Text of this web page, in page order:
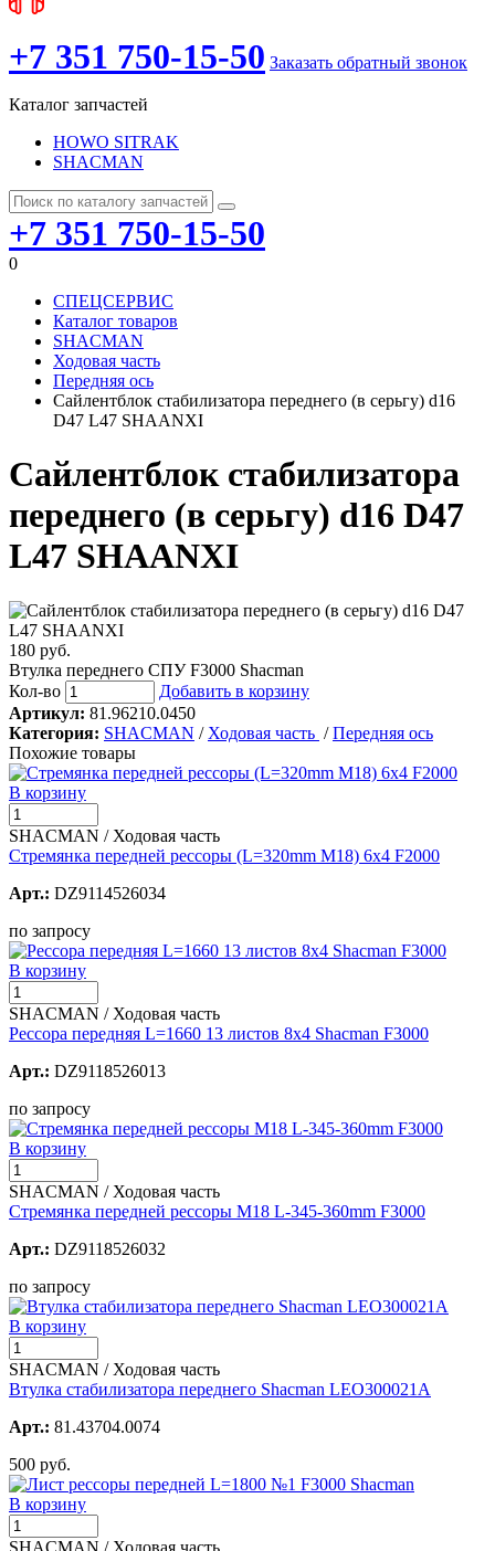
+7 351 750-15-50 Заказать обратный звонок
Каталог запчастей
HOWO SITRAK
SHACMAN
+7 351 750-15-50
0
СПЕЦСЕРВИС
Каталог товаров
SHACMAN
Ходовая часть
Передняя ось
Сайлентблок стабилизатора переднего (в серьгу) d16
D47 L47 SHAANXI
Сайлентблок стабилизатора
переднего (в серьгу) d16 D47
L47 SHAANXI
180 руб.
Втулка переднего СПУ F3000 Shacman
Кол-во
Добавить в корзину
Артикул: 81.96210.0450
Категория: SHACMAN / Ходовая часть /Передняя ось
Похожие товары
В корзину
SHACMAN / Ходовая часть
Стремянка передней рессоры (L=320mm М18) 6х4 F2000
Арт.: DZ9114526034
по запросу
В корзину
SHACMAN / Ходовая часть
Рессора передняя L=1660 13 листов 8х4 Shacman F3000
Арт.: DZ9118526013
по запросу
В корзину
SHACMAN / Ходовая часть
Стремянка передней рессоры M18 L-345-360mm F3000
Арт.: DZ9118526032
по запросу
В корзину
SHACMAN / Ходовая часть
Втулка стабилизатора переднего Shacman LEO300021A
Арт.: 81.43704.0074
500 руб.
В корзину
SHACMAN / Ходовая часть